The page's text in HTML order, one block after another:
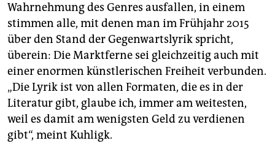
Wahrnehmung des Genres ausfallen, in einem
stimmen alle, mit denen man im Frühjahr 2015
über den Stand der Gegenwartslyrik spricht,
überein: Die Marktferne sei gleichzeitig auch mit
einer enormen künstlerischen Freiheit verbunden.
„Die Lyrik ist von allen Formaten, die es in der
Literatur gibt, glaube ich, immer am weitesten,
weil es damit am wenigsten Geld zu verdienen
gibt“, meint Kuhligk.